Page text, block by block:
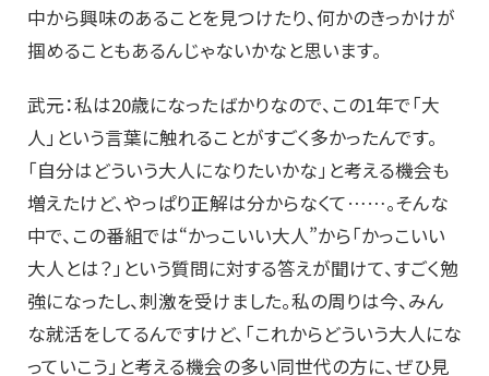
中から興味のあることを見つけたり、何かのきっかけが
掴めることもあるんじゃないかなと思います。
武元：私は20歳になったばかりなので、この1年で「大
人」という言葉に触れることがすごく多かったんです。
「自分はどういう大人になりたいかな」と考える機会も
増えたけど、やっぱり正解は分からなくて……。そんな
中で、この番組では“かっこいい大人”から「かっこいい
大人とは？」という質問に対する答えが聞けて、すごく勉
強になったし、刺激を受けました。私の周りは今、みん
な就活をしてるんですけど、「これからどういう大人にな
っていこう」と考える機会の多い同世代の方に、ぜひ見